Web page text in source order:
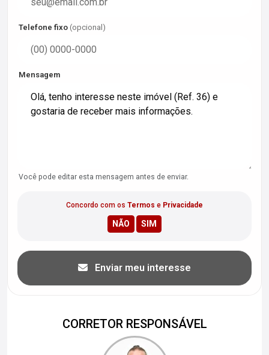
Telefone fixo (opcional)
Mensagem
Você pode editar esta mensagem antes de enviar.
Concordo com os Termos e Privacidade
Enviar meu interesse
CORRETOR RESPONSÁVEL